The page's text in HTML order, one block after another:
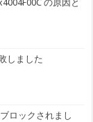
の原因と
しました
ロックされまし